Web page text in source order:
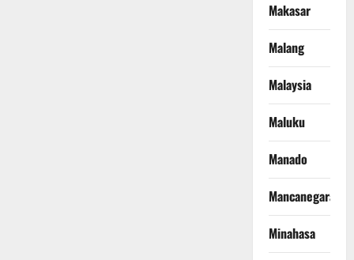
Makasar
Malang
Malaysia
Maluku
Manado
Mancanegara
Minahasa